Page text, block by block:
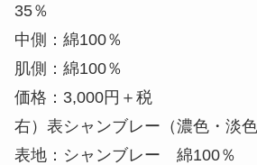
35％
中側：綿100％
肌側：綿100％
価格：3,000円＋税
右）表シャンブレー（濃色・淡色
表地：シャンブレー 綿100％